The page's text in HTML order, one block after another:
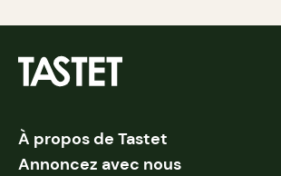
À propos de Tastet
Annoncez avec nous